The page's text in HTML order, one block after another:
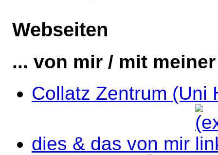
Webseiten
... von mir / mit
Collatz Zentrum (Uni
dies & das von mir